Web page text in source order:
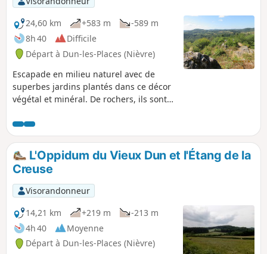
24,60 km
+583 m
-589 m
8h 40
Difficile
Départ à Dun-les-Places (Nièvre)
Escapade en milieu naturel avec de
superbes jardins plantés dans ce décor
végétal et minéral. De rochers, ils sont
que le nom, mais, parfois, il semble bien
que l'on soit très loin du monde
urbanisé.L'Oppidum du Vieux Dun et l'Étang de la
Creuse
Visorandonneur
14,21 km
+219 m
-213 m
4h 40
Moyenne
Départ à Dun-les-Places (Nièvre)